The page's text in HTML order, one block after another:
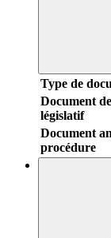
Type de
Document
législatif
Document
procédure